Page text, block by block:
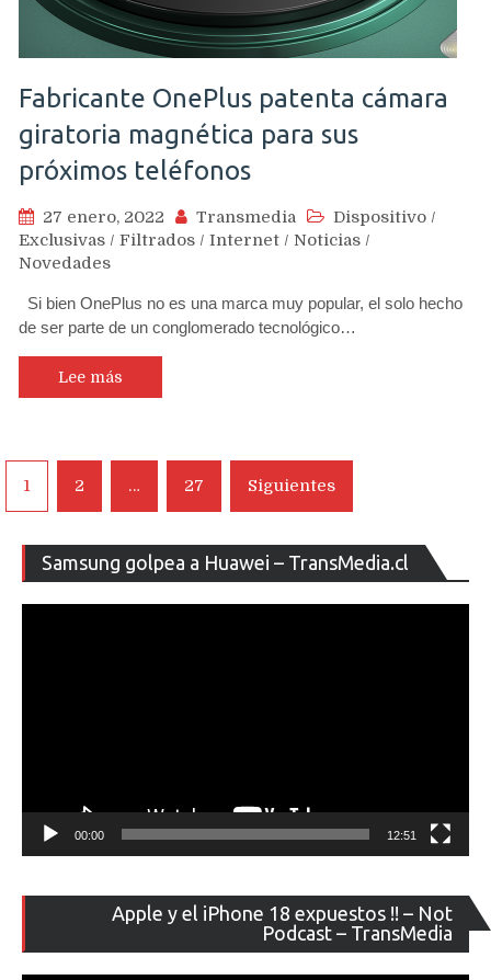
Fabricante OnePlus patenta cámara
giratoria magnética para sus
próximos teléfonos
27 enero, 2022 Transmedia Dispositivo /
Exclusivas / Filtrados / Internet / Noticias /
Novedades
Si bien OnePlus no es una marca muy popular, el solo hecho
de ser parte de un conglomerado tecnológico…
Lee más
Navegación
de
entradas
1 2 … 27 Siguientes
Samsung golpea a Huawei – TransMedia.cl
de
00:00 12:51
Apple y el iPhone 18 expuestos !! – Not
Podcast – TransMedia
de